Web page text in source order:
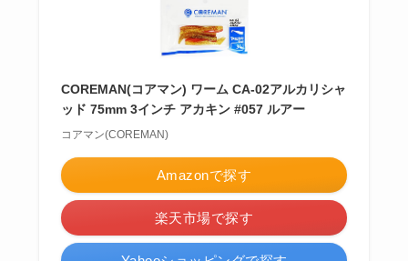
COREMAN(コアマン) ワーム CA-02アルカリシャ
ッド 75mm 3インチ アカキン #057 ルアー
コアマン(COREMAN)
Amazonで探す
楽天市場で探す